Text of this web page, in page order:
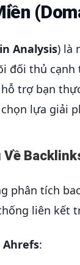
Analysis) là
đối thủ
trợ bạn
lựa giải
Về
phân tích
liên kết
Ahrefs: